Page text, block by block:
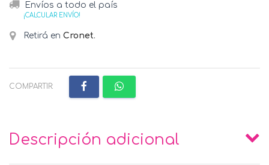
Envíos a todo el país
¡CALCULAR ENVÍO!
Retirá en Cronet.
COMPARTIR:
Descripción adicional